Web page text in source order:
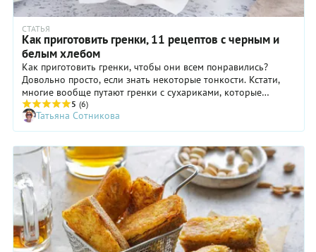
СТАТЬЯ
Как приготовить гренки, 11 рецептов с черным и
белым хлебом
Как приготовить гренки, чтобы они всем понравились?
Довольно просто, если знать некоторые тонкости. Кстати,
многие вообще путают гренки с сухариками, которые
добавляют, например, в салаты. Так в чем же разница между
этими подсушенными ломтиками хлеба? Давайте
разбираться вместе!
5 (6)
Татьяна Сотникова